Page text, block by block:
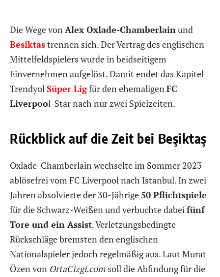
Die Wege von Alex Oxlade-Chamberlain und
Besiktastrennen sich. Der Vertrag des englischen
Mittelfeldspielers wurde in beidseitigem
Einvernehmen aufgelöst. Damit endet das Kapitel
Trendyol Süper Ligfür den ehemaligen FC
Liverpool-Star nach nur zwei Spielzeiten.
Rückblick auf die Zeit bei Beşiktaş
Oxlade-Chamberlain wechselte im Sommer 2023
ablösefrei vom FC Liverpool nach Istanbul. In zwei
Jahren absolvierte der 30-Jährige50 Pflichtspiele
für die Schwarz-Weißen und verbuchte dabeifünf
Tore und ein Assist. Verletzungsbedingte
Rückschläge bremsten den englischen
Nationalspieler jedoch regelmäßig aus. Laut Murat
Özen von OrtaCizgi.com soll die Abfindung für die